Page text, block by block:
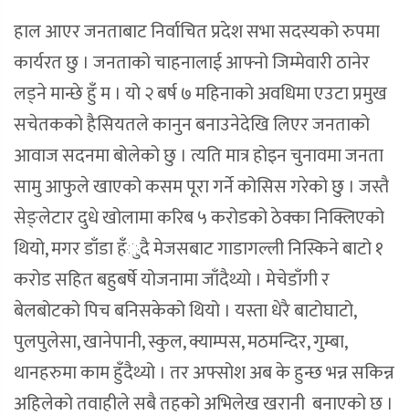
हाल आएर जनताबाट निर्वाचित प्रदेश सभा सदस्यको रुपमा
कार्यरत छु । जनताको चाहनालाई आफ्नो जिम्मेवारी ठानेर
लड्ने मान्छे हुँ म । यो २ बर्ष ७ महिनाको अवधिमा एउटा प्रमुख
सचेतकको हैसियतले कानुन बनाउनेदेखि लिएर जनताको
आवाज सदनमा बोलेको छु । त्यति मात्र होइन चुनावमा जनता
सामु आफुले खाएको कसम पूरा गर्ने कोसिस गरेको छु । जस्तै
सेङ्लेटार दुधे खोलामा करिब ५ करोडको ठेक्का निक्लिएको
थियो, मगर डाँडा हँुदै मेजसबाट गाडागल्ली निस्किने बाटो १
करोड सहित बहुबर्षे योजनामा जाँदैथ्यो । मेचेडाँगी र
बेलबोटको पिच बनिसकेको थियो । यस्ता धेरै बाटोघाटो,
पुलपुलेसा, खानेपानी, स्कुल, क्याम्पस, मठमन्दिर, गुम्बा,
थानहरुमा काम हुँदैथ्यो । तर अफ्सोश अब के हुन्छ भन्न सकिन्न
अहिलेको तवाहीले सबै तहको अभिलेख खरानी बनाएको छ ।